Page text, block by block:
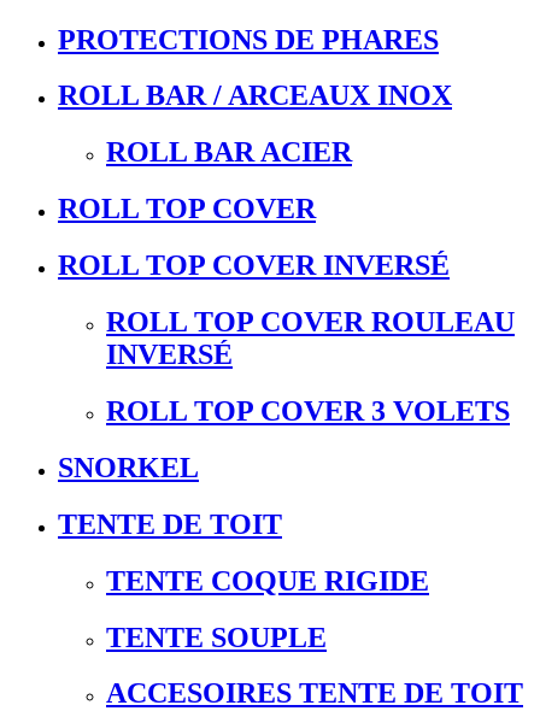
PROTECTIONS DE PHARES
ROLL BAR / ARCEAUX INOX
ROLL BAR ACIER
ROLL TOP COVER
ROLL TOP COVER INVERSÉ
ROLL TOP COVER ROULEAU
INVERSÉ
ROLL TOP COVER 3 VOLETS
SNORKEL
TENTE DE TOIT
TENTE COQUE RIGIDE
TENTE SOUPLE
ACCESOIRES TENTE DE TOIT